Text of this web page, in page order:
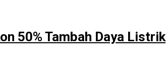
50% Tambah Daya Listrik